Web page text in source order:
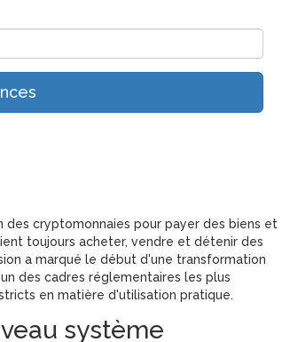
des cryptomonnaies pour payer des biens et
toujours acheter, vendre et détenir des
a marqué le début d'une transformation
des cadres réglementaires les plus
en matière d'utilisation pratique.
système